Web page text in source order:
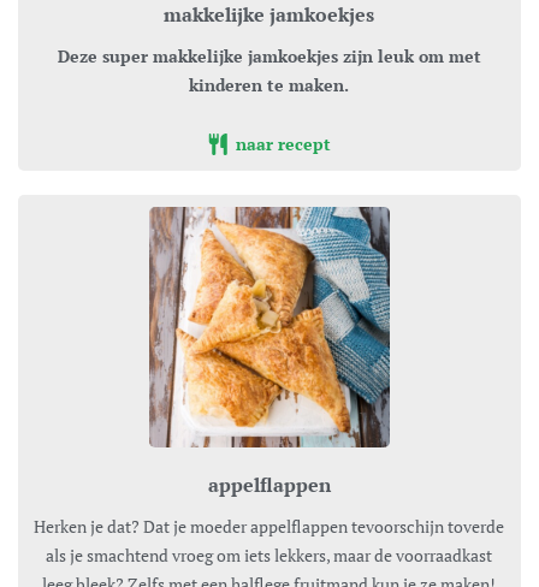
makkelijke jamkoekjes
Deze super makkelijke jamkoekjes zijn leuk om met
kinderen te maken.
naar recept
appelflappen
Herken je dat? Dat je moeder appelflappen tevoorschijn toverde
als je smachtend vroeg om iets lekkers, maar de voorraadkast